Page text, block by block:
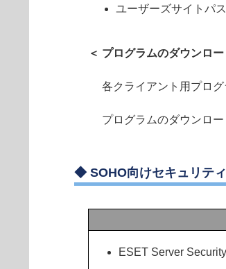
ユーザーズサイトパ
＜ プログラムのダウンロ
各クライアント用プロ
プログラムのダウンロー
◆ SOHO向けセキュリティ
ESET Server